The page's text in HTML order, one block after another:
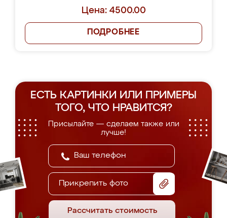
Цена: 4500.00
ПОДРОБНЕЕ
ЕСТЬ КАРТИНКИ ИЛИ ПРИМЕРЫ
ТОГО, ЧТО НРАВИТСЯ?
Присылайте — сделаем также или
лучше!
Прикрепить фото
Рассчитать стоимость